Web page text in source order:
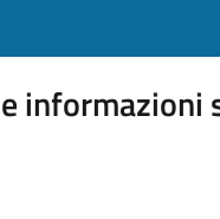
informazioni